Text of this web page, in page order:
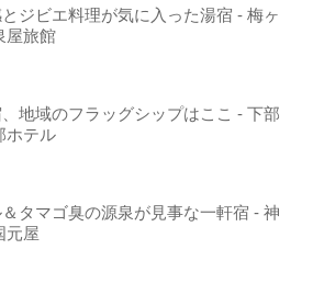
ジビエ料理が気に入った湯宿 - 梅ヶ
屋旅館
地域のフラッグシップはここ - 下部
ホテル
＆タマゴ臭の源泉が見事な一軒宿 - 神
元屋